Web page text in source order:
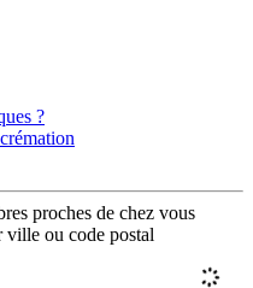
?
proches de chez vous
ville ou code postal